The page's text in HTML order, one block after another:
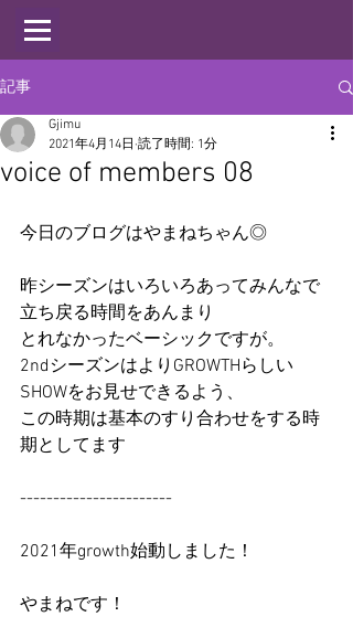
記事
voice of members 08
Gjimu
2021年4月14日 読了時間: 1分
今日のブログはやまねちゃん◎
昨シーズンはいろいろあってみんなで
立ち戻る時間をあんまり
とれなかったベーシックですが。
2ndシーズンはよりGROWTHらしい
SHOWをお見せできるよう、
この時期は基本のすり合わせをする時
期としてます
-----------------------
2021年growth始動しました！
やまねです！